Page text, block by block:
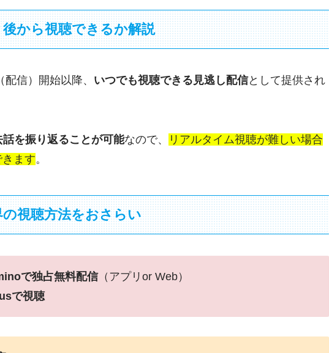
から視聴できるか解説
信）開始以降、 いつでも視聴できる見逃し配信として提供され
話を振り返ることが可能なので、
リアルタイム視聴が難しい場合
ます。
視聴方法をおさらい
で独占無料配信（アプリor Web）
で視聴